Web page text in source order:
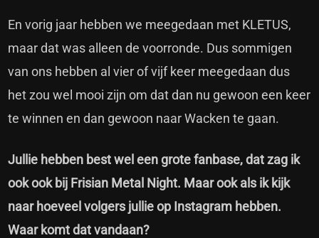
En vorig jaar hebben we meegedaan met KLETUS,
maar dat was alleen de voorronde. Dus sommigen
van ons hebben al vier of vijf keer meegedaan dus
het zou wel mooi zijn om dat dan nu gewoon een keer
te winnen en dan gewoon naar Wacken te gaan.
Jullie hebben best wel een grote fanbase, dat zag ik
ook ook bij Frisian Metal Night. Maar ook als ik kijk
naar hoeveel volgers jullie op Instagram hebben.
Waar komt dat vandaan?